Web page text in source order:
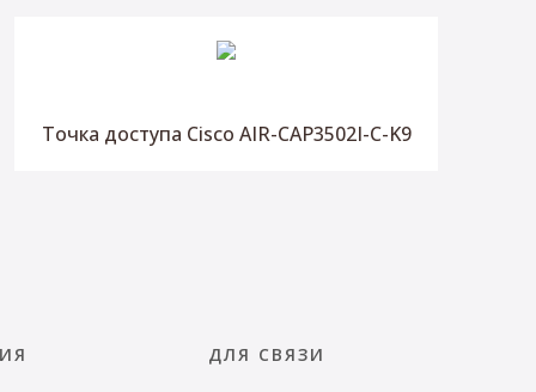
Точка доступа Cisco AIR-CAP3502I-C-K9
ДЛЯ СВЯЗИ